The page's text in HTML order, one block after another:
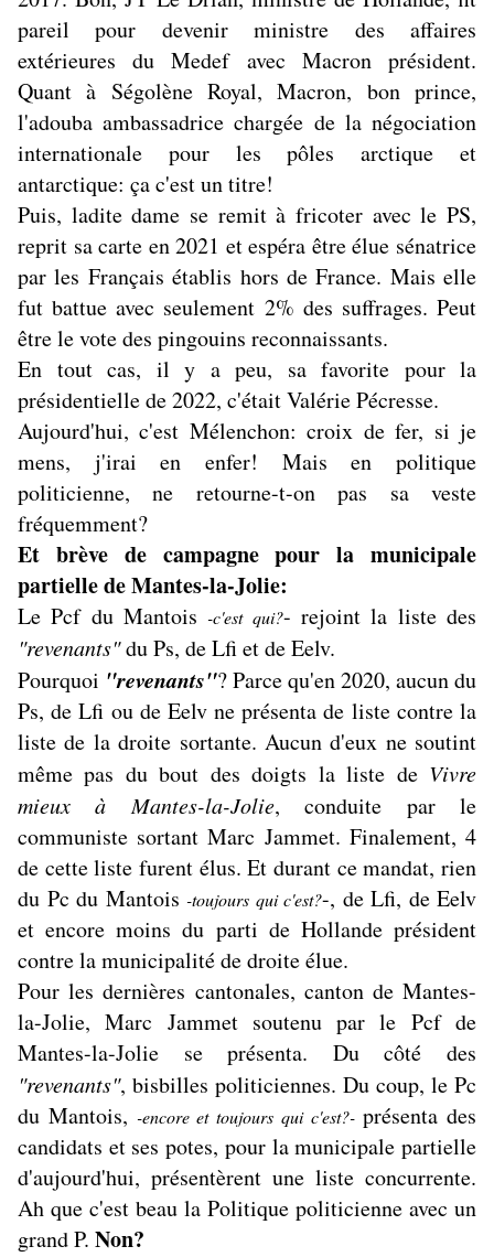
pareil pour devenir ministre des affaires
extérieures du Medef avec Macron président.
Quant à Ségolène Royal, Macron, bon prince,
l'adouba ambassadrice chargée de la négociation
internationale pour les pôles arctique et
antarctique: ça c'est un titre!
Puis, ladite dame se remit à fricoter avec le PS,
reprit sa carte en 2021 et espéra être élue sénatrice
par les Français établis hors de France. Mais elle
fut battue avec seulement 2% des suffrages. Peut
être le vote des pingouins reconnaissants.
En tout cas, il y a peu, sa favorite pour la
présidentielle de 2022, c'était Valérie Pécresse.
Aujourd'hui, c'est Mélenchon: croix de fer, si je
mens, j'irai en enfer! Mais en politique
politicienne, ne retourne-t-on pas sa veste
fréquemment?
Et brève de campagne pour la municipale
partielle de Mantes-la-Jolie:
Le Pcf du Mantois-c'est qui?- rejoint la liste des
"revenants"du Ps, de Lfi et de Eelv.
Pourquoi "revenants"? Parce qu'en 2020, aucun du
Ps, de Lfi ou de Eelv ne présenta de liste contre la
liste de la droite sortante. Aucun d'eux ne soutint
même pas du bout des doigts la liste de Vivre
mieux à Mantes-la-Jolie, conduite par le
communiste sortant Marc Jammet. Finalement, 4
de cette liste furent élus. Et durant ce mandat, rien
du Pc du Mantois -toujours qui c'est?-, de Lfi, de Eelv
et encore moins du parti de Hollande président
contre la municipalité de droite élue.
Pour les dernières cantonales, canton de Mantes-
la-Jolie, Marc Jammet soutenu par le Pcf de
Mantes-la-Jolie se présenta. Du côté des
"revenants", bisbilles politiciennes. Du coup, le Pc
du Mantois, -encore et toujours qui c'est?-présenta des
candidats et ses potes, pour la municipale partielle
d'aujourd'hui, présentèrent une liste concurrente.
Ah que c'est beau la Politique politicienne avec un
grand P. Non?